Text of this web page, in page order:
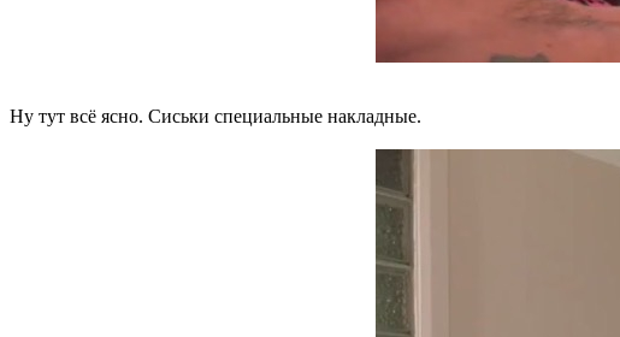
Ну тут всё ясно. Сиськи специальные накладные.